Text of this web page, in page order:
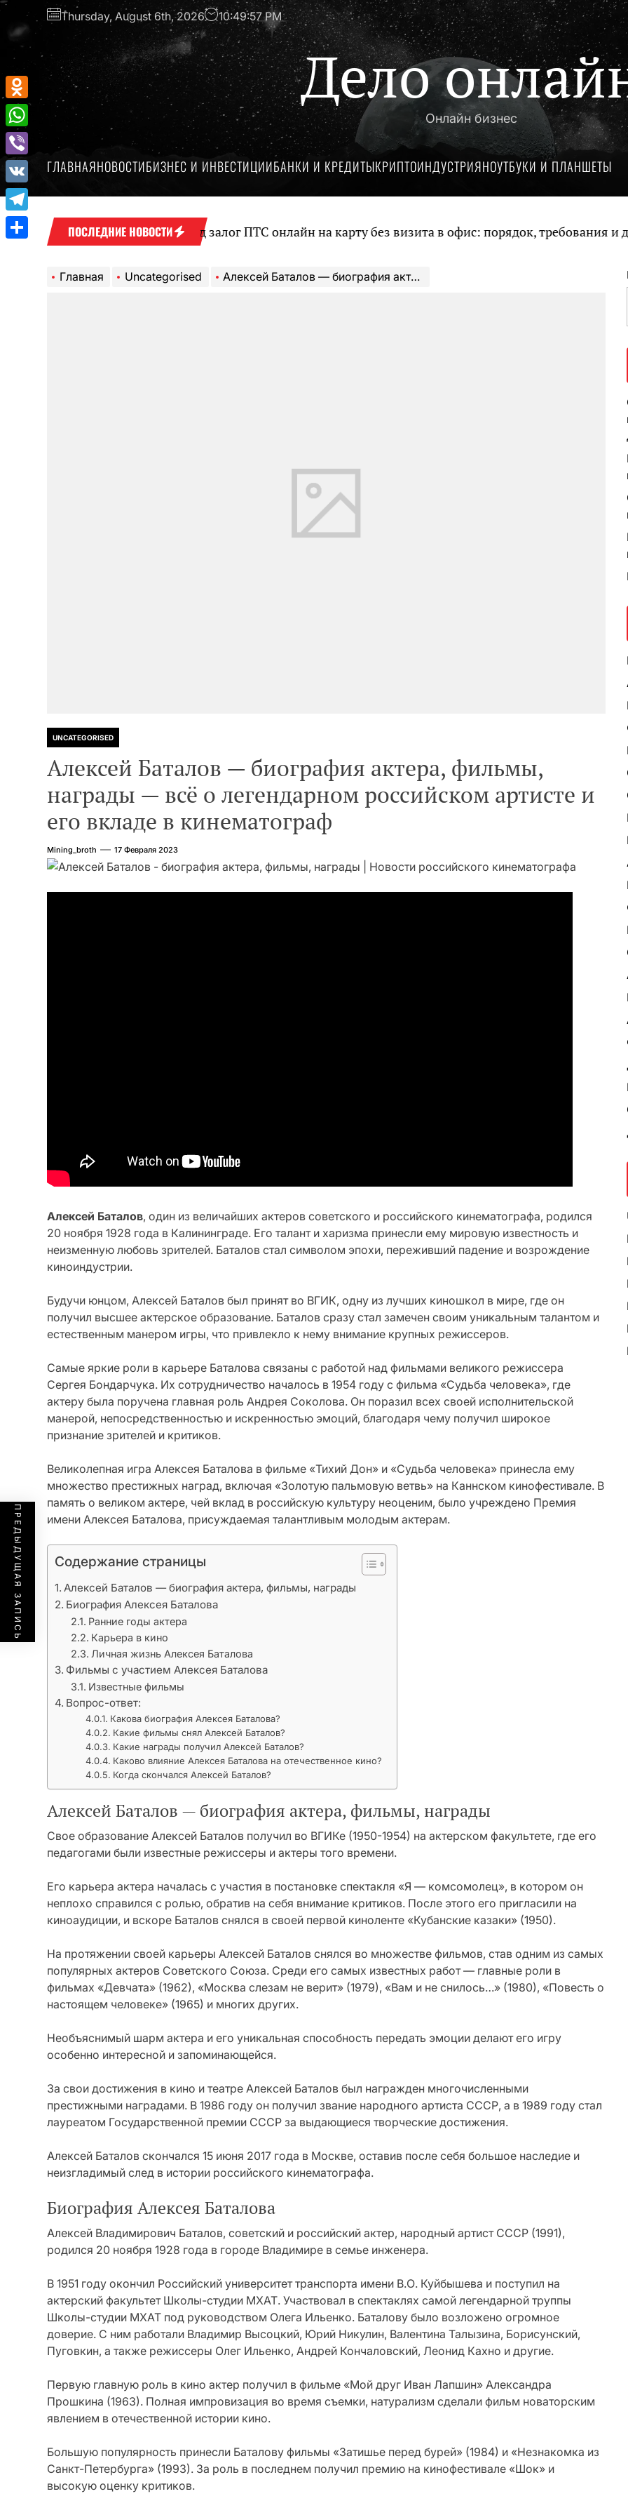
Перейти
содержимому
Thursday, August 6th, 2026 10:49:58 PM
Дело
Онлайн бизнес
ГЛАВНАЯНОВОСТИБИЗНЕС И ИНВЕСТИЦИИБАНКИ И КРЕДИТЫКРИПТОИНДУСТРИЯНОУТБУКИ И ПЛАНШЕТЫ
ПОСЛЕДНИЕ НОВОСТИ
Оформление займа под залог ПТС онлайн на карту без визита в офис: порядок, требования и
Главная Uncategorised Алексей Баталов — биография актера, фильмы, награды — всё о легендарном российском артисте и его вкладе в кинематограф
UNCATEGORISED
Алексей Баталов — биография актера, фильмы,
награды — всё о легендарном российском артисте и
его вкладе в кинематограф
Mining_broth 17 Февраля 2023
Алексей Баталов, один из величайших актеров советского и российского кинематографа, родился
20 ноября 1928 года в Калининграде. Его талант и харизма принесли ему мировую известность и
неизменную любовь зрителей. Баталов стал символом эпохи, переживший падение и возрождение
киноиндустрии.
Будучи юнцом, Алексей Баталов был принят во ВГИК, одну из лучших киношкол в мире, где он
получил высшее актерское образование. Баталов сразу стал замечен своим уникальным талантом и
естественным манером игры, что привлекло к нему внимание крупных режиссеров.
Самые яркие роли в карьере Баталова связаны с работой над фильмами великого режиссера
Сергея Бондарчука. Их сотрудничество началось в 1954 году с фильма «Судьба человека», где
актеру была поручена главная роль Андрея Соколова. Он поразил всех своей исполнительской
манерой, непосредственностью и искренностью эмоций, благодаря чему получил широкое
признание зрителей и критиков.
Великолепная игра Алексея Баталова в фильме «Тихий Дон» и «Судьба человека» принесла ему
множество престижных наград, включая «Золотую пальмовую ветвь» на Каннском кинофестивале. В
память о великом актере, чей вклад в российскую культуру неоценим, было учреждено Премия
имени Алексея Баталова, присуждаемая талантливым молодым актерам.
Содержание страницы
Алексей Баталов — биография актера, фильмы, награды
Биография Алексея Баталова
Ранние годы актера
Карьера в кино
Личная жизнь Алексея Баталова
Фильмы с участием Алексея Баталова
Известные фильмы
Вопрос-ответ:
Какова биография Алексея Баталова?
Какие фильмы снял Алексей Баталов?
Какие награды получил Алексей Баталов?
Каково влияние Алексея Баталова на отечественное кино?
Когда скончался Алексей Баталов?
Алексей Баталов — биография актера, фильмы, награды
Свое образование Алексей Баталов получил во ВГИКе (1950-1954) на актерском факультете, где его
педагогами были известные режиссеры и актеры того времени.
Его карьера актера началась с участия в постановке спектакля «Я — комсомолец», в котором он
неплохо справился с ролью, обратив на себя внимание критиков. После этого его пригласили на
киноаудиции, и вскоре Баталов снялся в своей первой киноленте «Кубанские казаки» (1950).
На протяжении своей карьеры Алексей Баталов снялся во множестве фильмов, став одним из самых
популярных актеров Советского Союза. Среди его самых известных работ — главные роли в
фильмах «Девчата» (1962), «Москва слезам не верит» (1979), «Вам и не снилось…» (1980), «Повесть о
настоящем человеке» (1965) и многих других.
Необъяснимый шарм актера и его уникальная способность передать эмоции делают его игру
особенно интересной и запоминающейся.
За свои достижения в кино и театре Алексей Баталов был награжден многочисленными
престижными наградами. В 1986 году он получил звание народного артиста СССР, а в 1989 году стал
лауреатом Государственной премии СССР за выдающиеся творческие достижения.
Алексей Баталов скончался 15 июня 2017 года в Москве, оставив после себя большое наследие и
неизгладимый след в истории российского кинематографа.
Биография Алексея Баталова
Алексей Владимирович Баталов, советский и российский актер, народный артист СССР (1991),
родился 20 ноября 1928 года в городе Владимире в семье инженера.
В 1951 году окончил Российский университет транспорта имени В.О. Куйбышева и поступил на
актерский факультет Школы-студии МХАТ. Участвовал в спектаклях самой легендарной труппы
Школы-студии МХАТ под руководством Олега Ильенко. Баталову было возложено огромное
доверие. С ним работали Владимир Высоцкий, Юрий Никулин, Валентина Талызина, Борисунский,
Пуговкин, а также режиссеры Олег Ильенко, Андрей Кончаловский, Леонид Кахно и другие.
Первую главную роль в кино актер получил в фильме «Мой друг Иван Лапшин» Александра
Прошкина (1963). Полная импровизация во время съемки, натурализм сделали фильм новаторским
явлением в отечественной истории кино.
Большую популярность принесли Баталову фильмы «Затишье перед бурей» (1984) и «Незнакомка из
Санкт-Петербурга» (1993). За роль в последнем получил премию на кинофестивале «Шок» и
высокую оценку критиков.
ПРЕДЫДУЩАЯ ЗАПИСЬ
Odnoklassniki
WhatsApp
Viber
VK
Telegram
Отправить